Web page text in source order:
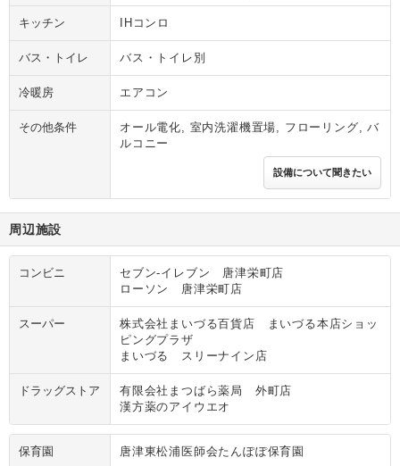
キッチン IHコンロ
バス・トイレ バス・トイレ別
冷暖房 エアコン
その他条件
オール電化, 室内洗濯機置場, フローリング, バ
ルコニー
設備について聞きたい
周辺施設
コンビニ
セブン‐イレブン 唐津栄町店
ローソン 唐津栄町店
スーパー
株式会社まいづる百貨店 まいづる本店ショッ
ピングプラザ
まいづる スリーナイン店
ドラッグストア
有限会社まつばら薬局 外町店
漢方薬のアイウエオ
保育園 唐津東松浦医師会たんぽぽ保育園